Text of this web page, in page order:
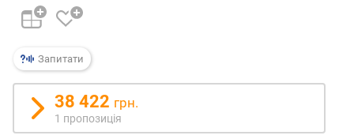
н
і
т
ь
(
В
т
Запитати
38 422 грн.
1 пропозиція